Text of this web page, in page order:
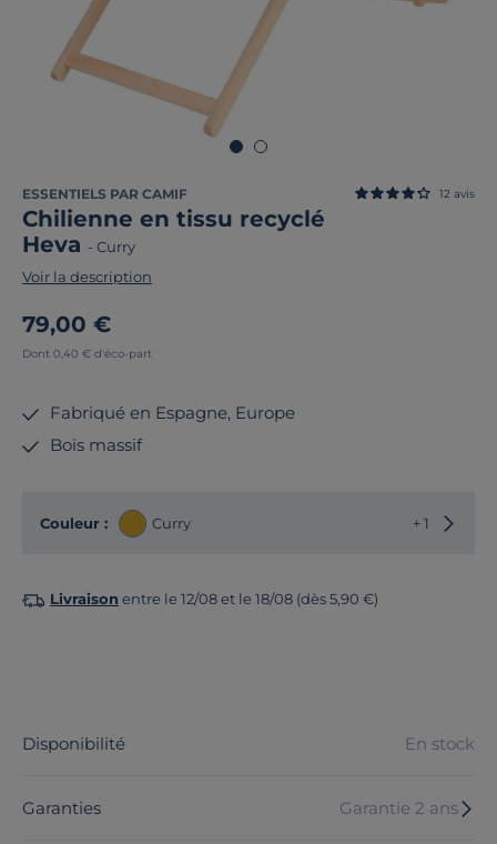
ESSENTIELS PAR CAMIF
Chilienne en tissu recyclé
Heva - Curry
12 avis
Voir la description
79,00 €
Dont 0,40 € d'éco-part
Fabriqué en Espagne, Europe
Bois massif
Couleur : Curry + 1
Livraison entre le 12/08 et le 18/08 (dès 5,90 €)
Disponibilité En stock
Garanties Garantie 2 ans